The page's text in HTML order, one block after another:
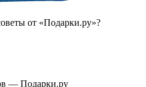
от «Подарки.ру»?